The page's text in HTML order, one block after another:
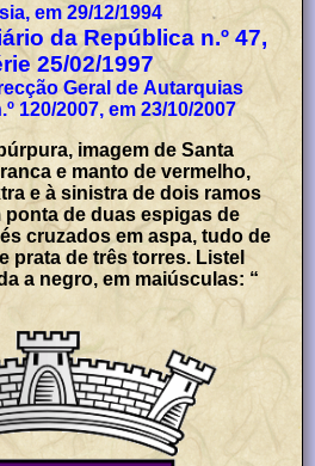
em 29/12/1994
da República n.º 47,
25/02/1997
Geral de Autarquias
120/2007, em 23/10/2007
imagem de Santa
e manto de vermelho,
e à sinistra de dois ramos
de duas espigas de
cruzados em aspa, tudo de
prata de três torres. Listel
a negro, em maiúsculas: “